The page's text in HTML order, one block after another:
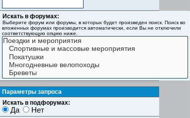
Искать в форумах:
Выберите форум или форумы, в которых будет произведен поиск. Поиск во
вложенных форумах производится автоматически, если Вы не отключили
соответствующую опцию ниже.
Параметры запроса
Искать в подфорумах:
Да Нет